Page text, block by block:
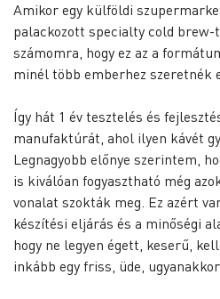
Amikor egy külföldi
palackozott specialty cold
számomra, hogy ez az a
minél több emberhez szeretnék
Így hát 1 év tesztelés és
manufaktúrát, ahol ilyen kávét
Legnagyobb előnye szerintem,
is kiválóan fogyasztható még
vonalat szokták meg. Ez azért
készítési eljárás és a minőségi
hogy ne legyen égett, keserű,
inkább egy friss, üde,